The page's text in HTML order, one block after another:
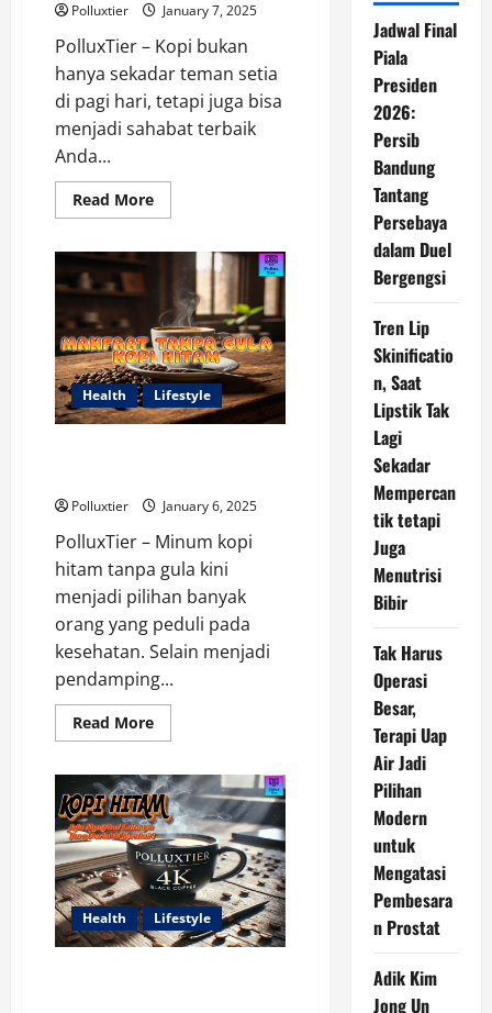
Polluxtier January 7, 2025
PolluxTier – Kopi bukan
hanya sekadar teman setia
di pagi hari, tetapi juga bisa
menjadi sahabat terbaik
Anda...
Read MoreRead
more
Ampuh
Hilangkan
Berat
Badan
Berlebih
Health Lifestyle
Polluxtier January 6, 2025
PolluxTier – Minum kopi
hitam tanpa gula kini
menjadi pilihan banyak
orang yang peduli pada
kesehatan. Selain menjadi
pendamping...
Read MoreRead
more
Kopi
Hitam:
Manfaat
Tanpa
Gula
Menurut
Polluxtier
Health Lifestyle
Jadwal Final
Piala
Presiden
2026:
Persib
Bandung
Tantang
Persebaya
dalam Duel
Bergengsi
Tren Lip
Skinificatio
n, Saat
Lipstik Tak
Lagi
Sekadar
Mempercan
tik tetapi
Juga
Menutrisi
Bibir
Tak Harus
Operasi
Besar,
Terapi Uap
Air Jadi
Pilihan
Modern
untuk
Mengatasi
Pembesara
n Prostat
Adik Kim
Jong Un